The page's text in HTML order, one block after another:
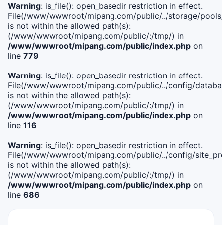
Warning: is_file(): open_basedir restriction in effect.
File(/www/wwwroot/mipang.com/public/../storage/
is not within the allowed path(s):
(/www/wwwroot/mipang.com/public/:/tmp/) in
/www/wwwroot/mipang.com/public/index.php on
line 779
Warning: is_file(): open_basedir restriction in effect.
File(/www/wwwroot/mipang.com/public/../config/
is not within the allowed path(s):
(/www/wwwroot/mipang.com/public/:/tmp/) in
/www/wwwroot/mipang.com/public/index.php on
line 116
Warning: is_file(): open_basedir restriction in effect.
File(/www/wwwroot/mipang.com/public/../config/
is not within the allowed path(s):
(/www/wwwroot/mipang.com/public/:/tmp/) in
/www/wwwroot/mipang.com/public/index.php on
line 686